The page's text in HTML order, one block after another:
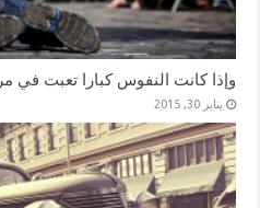
وإذا كانت النفوس كبارا تعبت في
يناير 30, 2015